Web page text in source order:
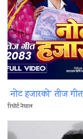
नोट हजारको’ तीज
रिपोर्ट नेपाल